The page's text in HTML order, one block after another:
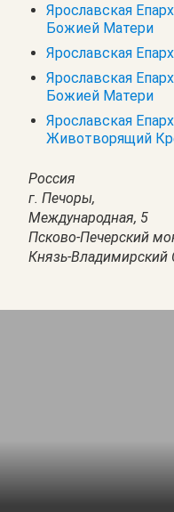
Ярославская
Божией Матери
Ярославская
Ярославская
Божией Матери
Ярославская
Животворящий
Россия
г. Печоры,
Международная, 5
Псково-Печерский
Князь-Владимирский